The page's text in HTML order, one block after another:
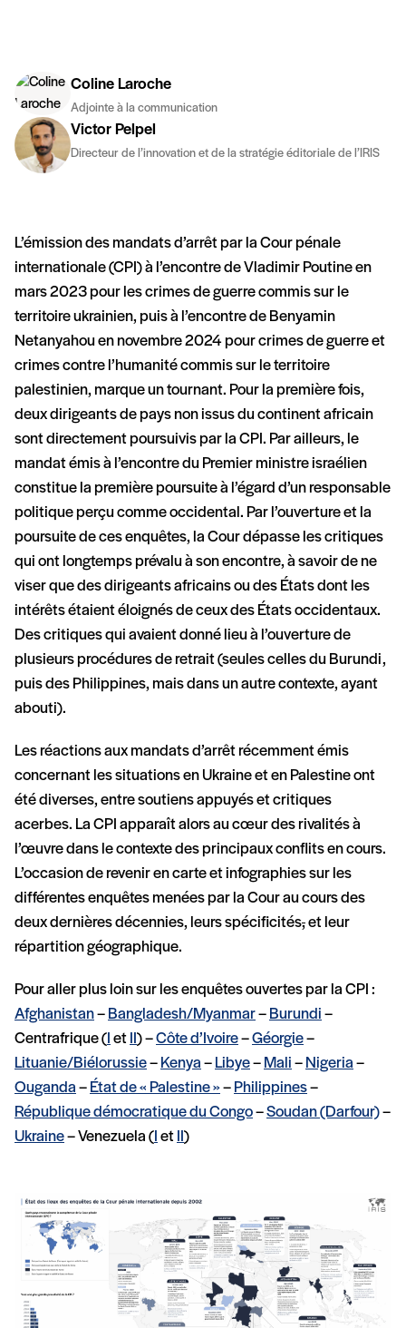
Coline Laroche
Adjointe à la communication
Victor Pelpel
Directeur de l’innovation et de la stratégie éditoriale de l’IRIS
L’émission des mandats d’arrêt par la Cour pénale
internationale (CPI) à l’encontre de Vladimir Poutine en
mars 2023 pour les crimes de guerre commis sur le
territoire ukrainien, puis à l’encontre de Benyamin
Netanyahou en novembre 2024 pour crimes de guerre et
crimes contre l’humanité commis sur le territoire
palestinien, marque un tournant. Pour la première fois,
deux dirigeants de pays non issus du continent africain
sont directement poursuivis par la CPI. Par ailleurs, le
mandat émis à l’encontre du Premier ministre israélien
constitue la première poursuite à l’égard d’un responsable
politique perçu comme occidental. Par l’ouverture et la
poursuite de ces enquêtes, la Cour dépasse les critiques
qui ont longtemps prévalu à son encontre, à savoir de ne
viser que des dirigeants africains ou des États dont les
intérêts étaient éloignés de ceux des États occidentaux.
Des critiques qui avaient donné lieu à l’ouverture de
plusieurs procédures de retrait (seules celles du Burundi,
puis des Philippines, mais dans un autre contexte, ayant
abouti).
Les réactions aux mandats d’arrêt récemment émis
concernant les situations en Ukraine et en Palestine ont
été diverses, entre soutiens appuyés et critiques
acerbes. La CPI apparaît alors au cœur des rivalités à
l’œuvre dans le contexte des principaux conflits en cours.
L’occasion de revenir en carte et infographies sur les
différentes enquêtes menées par la Cour au cours des
deux dernières décennies, leurs spécificités,et leur
répartition géographique.
Pour aller plus loin sur les enquêtes ouvertes par la CPI :
Afghanistan– Bangladesh/Myanmar– Burundi –
Centrafrique ( et ) –Côte d’Ivoire–Géorgie–
Lituanie/Biélorussie– Kenya – Libye– Mali – Nigeria –
Ouganda – État de « Palestine »– Philippines–
République démocratique du Congo–Soudan (Darfour)–
Ukraine– Venezuela ( et )